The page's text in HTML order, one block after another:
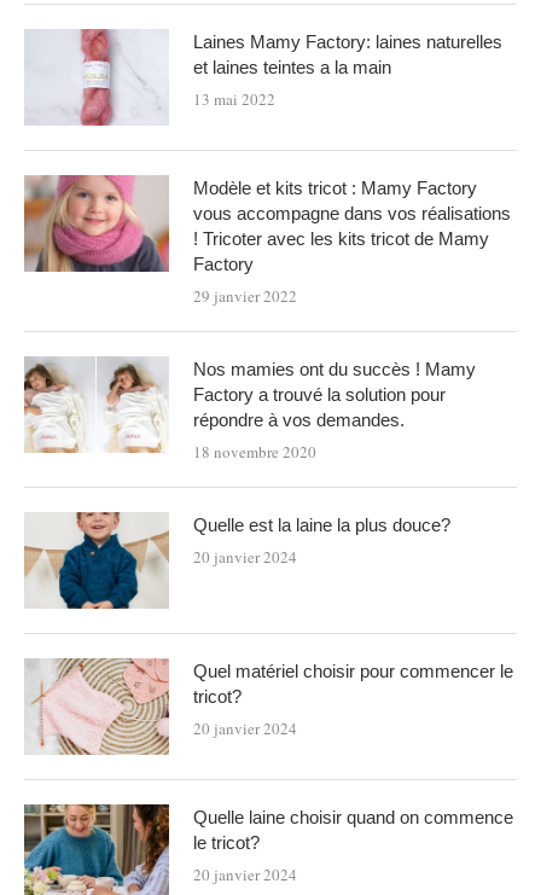
Laines Mamy Factory: laines naturelles
et laines teintes a la main
13 mai 2022
Modèle et kits tricot : Mamy Factory
vous accompagne dans vos réalisations
! Tricoter avec les kits tricot de Mamy
Factory
29 janvier 2022
Nos mamies ont du succès ! Mamy
Factory a trouvé la solution pour
répondre à vos demandes.
18 novembre 2020
Quelle est la laine la plus douce?
20 janvier 2024
Quel matériel choisir pour commencer le
tricot?
20 janvier 2024
Quelle laine choisir quand on commence
le tricot?
20 janvier 2024